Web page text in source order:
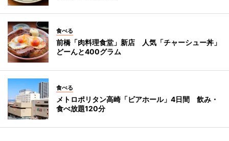
食べる
前橋「肉料理食堂」新店 人気「チャーシュー丼」
どーんと400グラム
食べる
メトロポリタン高崎「ビアホール」4日間 飲み・
食べ放題120分